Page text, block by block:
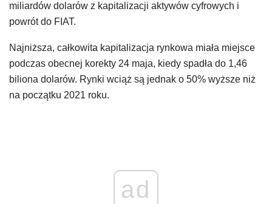
miliardów dolarów z kapitalizacji aktywów cyfrowych i
powrót do FIAT.
Najniższa, całkowita kapitalizacja rynkowa miała miejsce
podczas obecnej korekty 24 maja, kiedy spadła do 1,46
biliona dolarów. Rynki wciąż są jednak o 50% wyższe niż
na początku 2021 roku.
ad